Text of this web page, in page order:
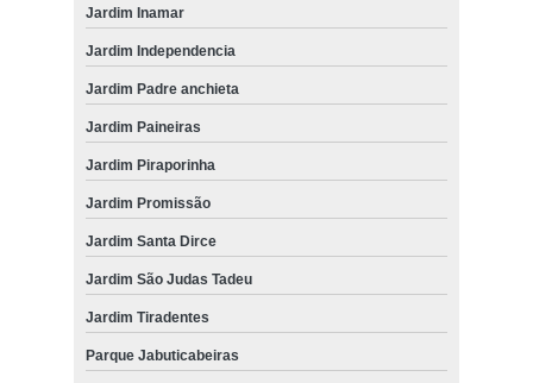
Jardim Inamar
Jardim Independencia
Jardim Padre anchieta
Jardim Paineiras
Jardim Piraporinha
Jardim Promissão
Jardim Santa Dirce
Jardim São Judas Tadeu
Jardim Tiradentes
Parque Jabuticabeiras